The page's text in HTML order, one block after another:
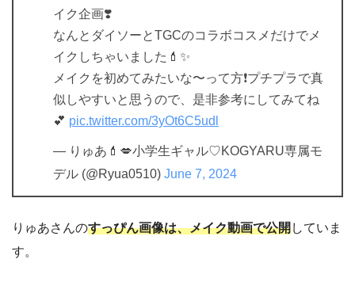
イク企画❣️
なんとダイソーとTGCのコラボコスメだけでメ
イクしちゃいました💄✨
メイクを初めてみたいな〜って方❗️プチプラで真
似しやすいと思うので、是非参考にしてみてね
💕︎ pic.twitter.com/3yOt6C5udl
— りゅあ💄💋小学生ギャル♡KOGYARU専属モ
デル (@Ryua0510) June 7, 2024
りゅあさんのすっぴん画像は、メイク動画で公開していま
す。